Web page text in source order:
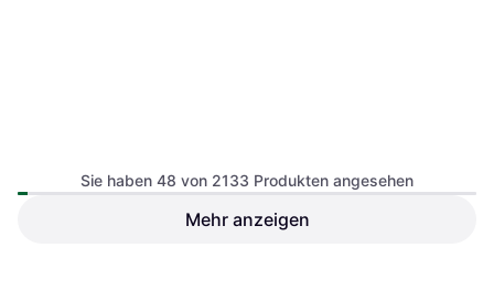
bin (W x H x D) 240 x 145 x
Sie haben 48 von 2133 Produkten angesehen
Mehr anzeigen